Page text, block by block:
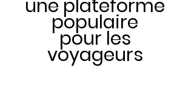
une plateforme
populaire
pour les
voyageurs